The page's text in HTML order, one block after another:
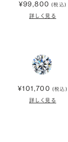
¥99,800 (税込)
詳しく見る
¥101,700 (税込)
詳しく見る